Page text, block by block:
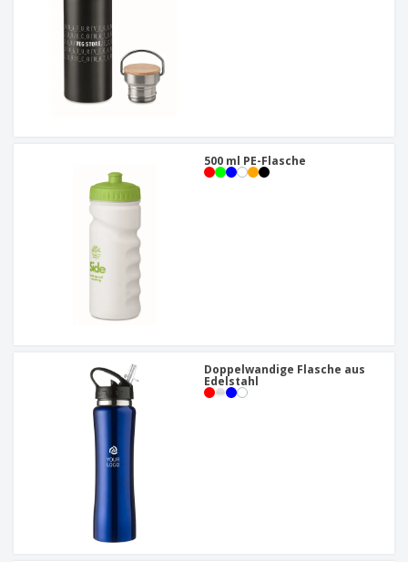
500 ml PE-Flasche
Doppelwandige Flasche aus
Edelstahl